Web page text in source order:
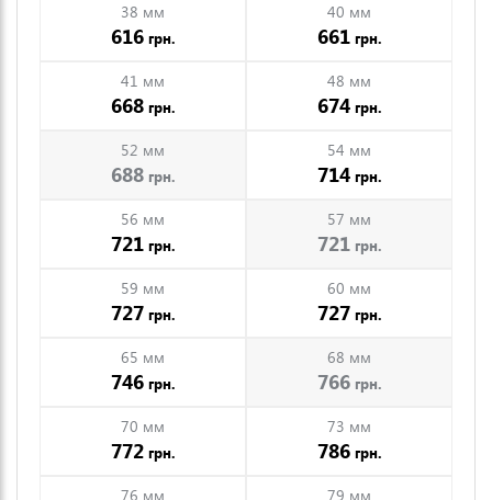
38 мм
616грн.
40 мм
661грн.
41 мм
668грн.
48 мм
674грн.
52 мм
688грн.
54 мм
714грн.
56 мм
721грн.
57 мм
721грн.
59 мм
727грн.
60 мм
727грн.
65 мм
746грн.
68 мм
766грн.
70 мм
772грн.
73 мм
786грн.
76 мм 79 мм